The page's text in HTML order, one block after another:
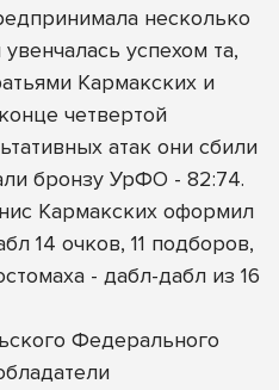
несколько
успехом та,
Кармакских и
четвертой
атак они сбили
бронзу УрФО - 82:74.
Кармакских оформил
14 очков, 11 подборов,
- дабл-дабл из 16
Федерального